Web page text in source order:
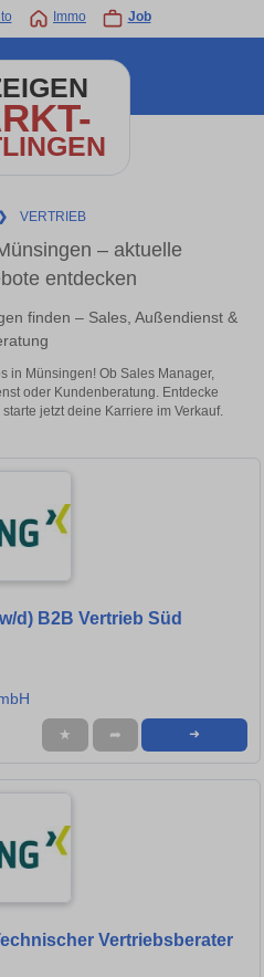
Immo Job
❯ VERTRIEB
– aktuelle
entdecken
finden – Sales, Außendienst &
in Münsingen! Ob Sales Manager,
oder Kundenberatung. Entdecke
jetzt deine Karriere im Verkauf.
d) B2B Vertrieb Süd
★ ➦ ➜
Vertriebsberater